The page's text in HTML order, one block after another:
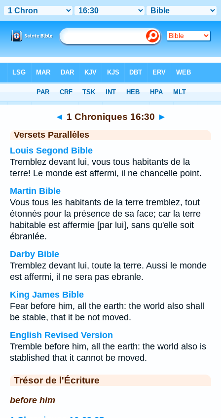
>Chapitre 16 > Verset 30
◄ 1 Chroniques 16:30 ►
Versets Parallèles
Louis Segond Bible
Tremblez devant lui, vous tous habitants de la
terre! Le monde est affermi, il ne chancelle point.
Martin Bible
Vous tous les habitants de la terre tremblez, tout
étonnés pour la présence de sa face; car la terre
habitable est affermie [par lui], sans qu'elle soit
ébranlée.
Darby Bible
Tremblez devant lui, toute la terre. Aussi le monde
est affermi, il ne sera pas ebranle.
King James Bible
Fear before him, all the earth: the world also shall
be stable, that it be not moved.
English Revised Version
Tremble before him, all the earth: the world also is
stablished that it cannot be moved.
Trésor de l'Écriture
before him